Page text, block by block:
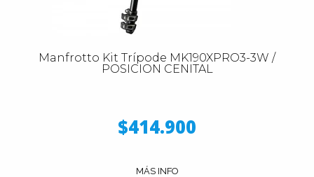
Manfrotto Kit Trípode MK190XPRO3-3W /
POSICION CENITAL
$414.900
MÁS INFO